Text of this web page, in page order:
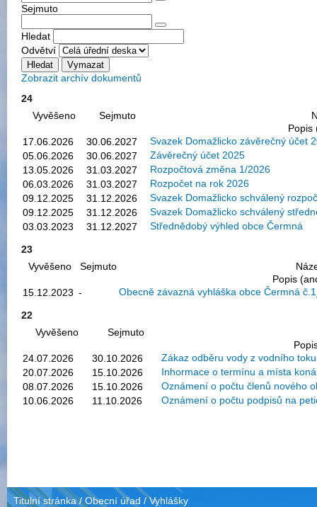
Sejmuto
Hledat
Odvětví
Zobrazit archív dokumentů
24
Vyvěšeno
Sejmuto
Popis
17.06.2026
30.06.2027
Svazek Domažlicko závěrečný účet
05.06.2026
30.06.2027
Závěrečný účet 2025
13.05.2026
31.03.2027
Rozpočtová změna 1/2026
06.03.2026
31.03.2027
Rozpočet na rok 2026
09.12.2025
31.12.2026
Svazek Domažlicko schválený
09.12.2025
31.12.2026
Svazek Domažlicko schválený
03.03.2023
31.12.2027 Střednědobý výhled obce Čermná
23
Vyvěšeno
Sejmuto
Popis
15.12.2023 - Obecně závazná vyhláška obce Čermná
22
Vyvěšeno
Sejmuto
24.07.2026
30.10.2026
Zákaz odběru vody z vodního toku
20.07.2026
15.10.2026
Inhormace o termínu a místa
08.07.2026
15.10.2026
Oznámení o počtu členů nového
10.06.2026
11.10.2026 Oznámení o počtu podpisů na
Titulní stránka /Obecní úřad /Vyhlášky